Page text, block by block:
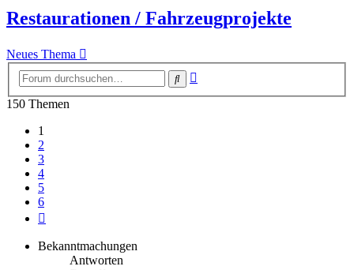
letzten
Beitrag
Restaurationen / Fahrzeugprojekte
Neues Thema
Suche
150 Themen
1
2
3
4
5
6
Bekanntmachungen
Antworten